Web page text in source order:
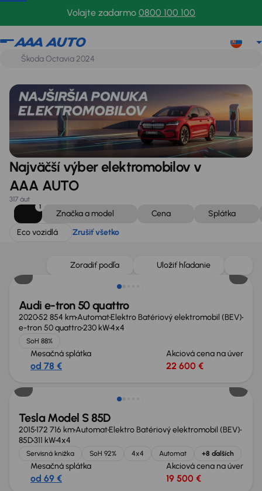
Volajte zadarmo 0800 100 100
Eco vozidlá
Najväčší výber elektromobilov v
AAA AUTO
317 áut
1
Značka a model Cena
Splátka
Eco vozidlá
Zrušiť všetko
Zoradiť podľa Uložiť hľadanie
Audi e-tron 50 quattro
202052 854 kmAutomatElektro Batériový elektromobil (BEV)
e-tron 50 quattro230 kW4x4
SoH 88%
Mesačná splátka
od 78 €
Akciová cena na úver
22 600 €
Zlacnené o 1 100 €
Tesla Model S 85D
2015172 716 kmAutomatElektro Batériový elektromobil (BEV)
85D311 kW4x4
Servisná knižka SoH 92% 4x4 Automat +8 ďalších
Mesačná splátka
od 69 €
Akciová cena na úver
19 500 €